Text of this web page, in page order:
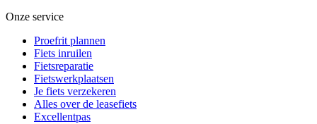
Onze service
Proefrit plannen
Fiets inruilen
Fietsreparatie
Fietswerkplaatsen
Je fiets verzekeren
Alles over de leasefiets
Excellentpas